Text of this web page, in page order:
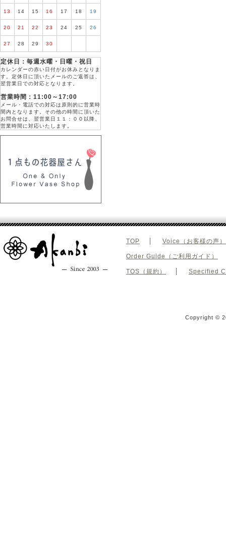
13 14 15 16 17 18 19
20 21 22 23 24 25 26
27 28 29 30
定休日：毎週水曜・日曜・祝日
カレンダーの赤い日付がお休みとなりま
す。定休日に頂いたメールのご返答は、
翌営業日での対応となります。
営業時間：11:00～17:00
メール・電話での対応は原則的に営業時
間内となります。その他の時間に頂いた
お問合せは、翌営業日１１：００以降、
営業時間に対応いたします。
TOP Voice（お客様の声）
Order Guide（ご利用ガイド）
TOS（規約） Specified
Copyright ©